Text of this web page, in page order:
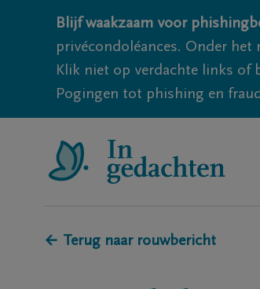
Blijf waakzaam voor
privécondoléances. Onder het
Klik niet op verdachte links of
Pogingen tot phishing en
← Terug naar rouwbericht